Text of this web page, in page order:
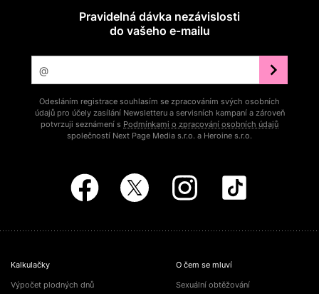
Pravidelná dávka nezávislosti
do vašeho e‑mailu
Odesláním registrace souhlasím se zpracováním svých osobních
údajů pro účely zasílání Newsletteru a servisních kampaní a zároveň
potvrzuji seznámení s Podmínkami o zpracování osobních údajů
společností Next Page Media s.r.o. a Heroine s.r.o.
Kalkulačky
Výpočet plodných dnů
O čem se mluví
Sexuální obtěžování